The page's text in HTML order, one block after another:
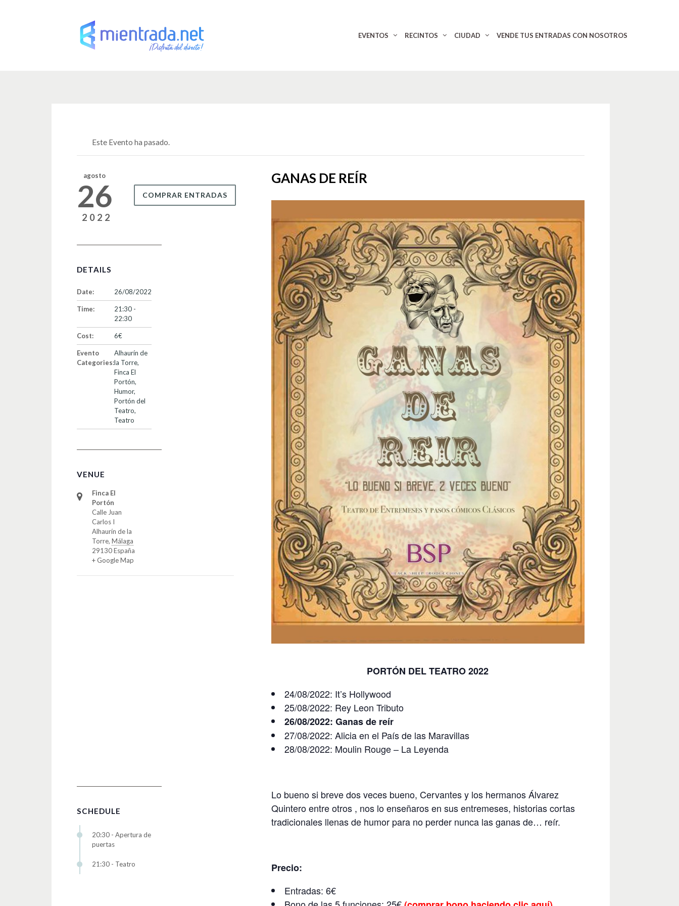
EVENTOS RECINTOS CIUDAD VENDE TUS ENTRADAS CON NOSOTROS
Este Evento ha pasado.
GANAS DE REÍR
PORTÓN DEL TEATRO 2022
24/08/2022: It’s Hollywood
25/08/2022: Rey Leon Tributo
26/08/2022: Ganas de reír
27/08/2022: Alicia en el País de las Maravillas
28/08/2022: Moulin Rouge – La Leyenda
Lo bueno si breve dos veces bueno, Cervantes y los hermanos Álvarez
Quintero entre otros , nos lo enseñaros en sus entremeses, historias cortas
tradicionales llenas de humor para no perder nunca las ganas de… reír.
Precio:
Entradas: 6€
agosto
26
2022
COMPRAR ENTRADAS
DETAILS
Date: 26/08/2022
Time:
21:30 -
22:30
Cost: 6€
Evento
Categories:
Alhaurín de
la Torre,
Finca El
Portón,
Humor,
Portón del
Teatro,
Teatro
VENUE
Finca El
Portón
Calle Juan
Carlos I
Alhaurín de la
Torre, Málaga
29130España
+ Google Map
SCHEDULE
20:30 - Apertura de
puertas
21:30 - Teatro